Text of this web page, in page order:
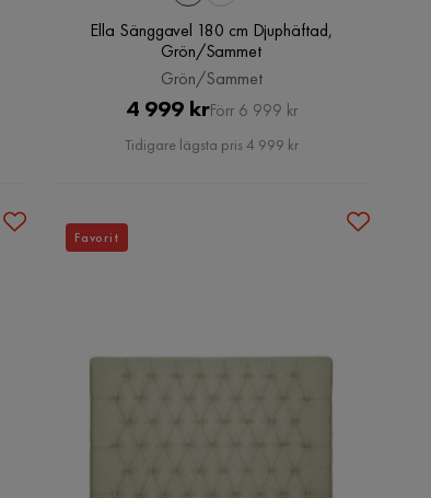
Ella Sänggavel 180 cm Djuphäftad,
Grön/Sammet
Grön/Sammet
Pris
4 999 krOriginal
Pris
Förr 6 999 kr
Tidigare lägsta pris 4 999 kr
Favorit